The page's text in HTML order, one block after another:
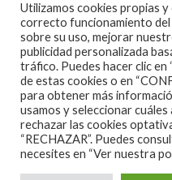
2007
Utilizamos cookies propias
correcto funcionamiento
sobre su uso, mejorar
publicidad personalizada
tráfico. Puedes hacer clic en
de estas cookies o en
para obtener más
usamos y seleccionar
rechazar las cookies
“RECHAZAR”. Puedes
necesites en “Ver nuestra